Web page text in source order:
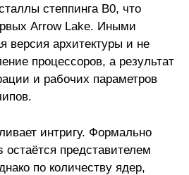
степпинга B0, что
Arrow Lake. Иными
версия архитектуры и не
процессоров, а результат
и рабочих параметров
интригу. Формально
представителем
по количеству ядер,